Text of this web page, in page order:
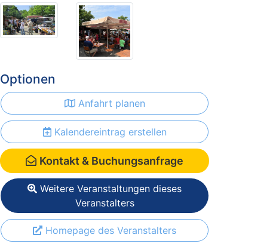
Optionen
Anfahrt planen
Kalendereintrag erstellen
Kontakt & Buchungsanfrage
Weitere Veranstaltungen dieses
Veranstalters
Homepage des Veranstalters